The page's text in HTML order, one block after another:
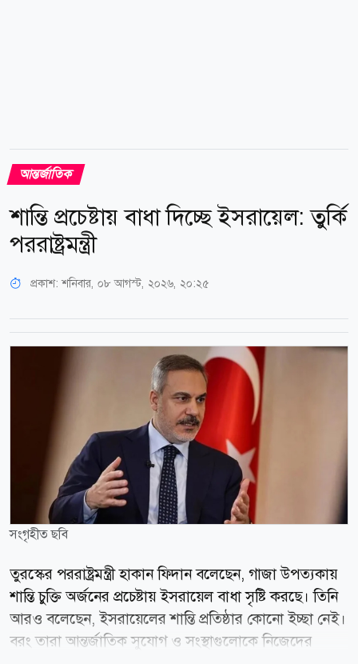
আন্তর্জাতিক
শান্তি প্রচেষ্টায় বাধা দিচ্ছে ইসরায়েল: তুর্কি
পররাষ্ট্রমন্ত্রী
প্রকাশ:শনিবার, ০৮ আগস্ট, ২০২৬, ২০:২৫
সংগৃহীত ছবি
তুরস্কের পররাষ্ট্রমন্ত্রী হাকান ফিদান বলেছেন, গাজা উপত্যকায়
শান্তি চুক্তি অর্জনের প্রচেষ্টায় ইসরায়েল বাধা সৃষ্টি করছে। তিনি
আরও বলেছেন, ইসরায়েলের শান্তি প্রতিষ্ঠার কোনো ইচ্ছা নেই।
বরং তারা আন্তর্জাতিক সুযোগ ও সংস্থাগুলোকে নিজেদের